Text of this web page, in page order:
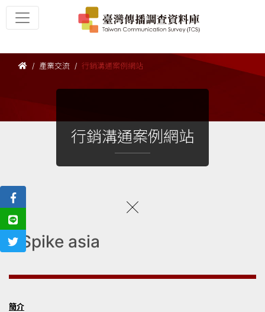
產業交流 行銷溝通案例網站
行銷溝通案例網站
Spike asia
簡介